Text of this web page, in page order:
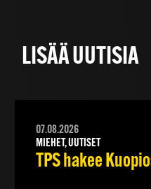
LISÄÄ UUTISIA
07.08.2026
MIEHET, UUTISET
TPS hakee